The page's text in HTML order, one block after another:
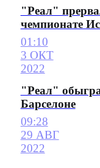
"Реал"
чемпионате
01:10
3 ОКТ
2022
"Реал"
Барселоне
09:28
29 АВГ
2022